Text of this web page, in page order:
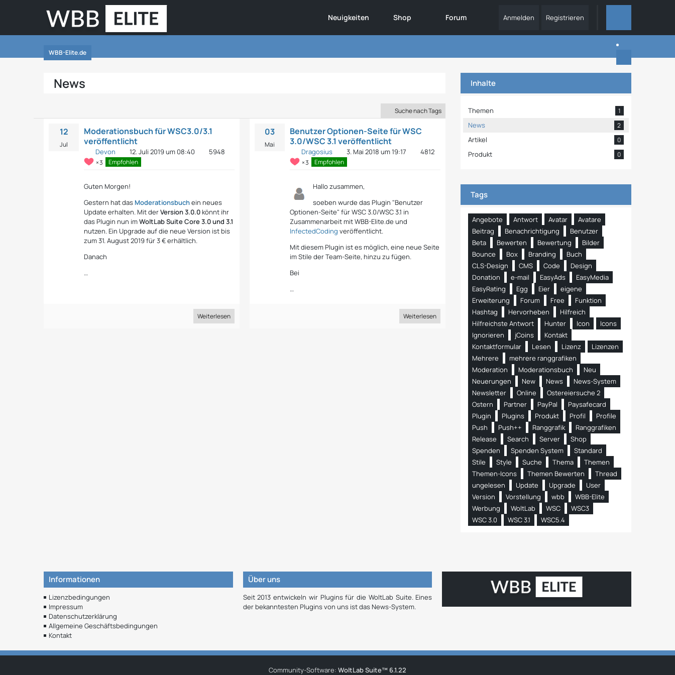
Neuigkeiten Shop Forum Anmelden Registrieren
WBB-Elite.de
News
Suche nach Tags
12
Jul
Moderationsbuch für WSC3.0/3.1
veröffentlicht
Devon 12. Juli 2019 um 08:40 5948
3 Empfohlen
Guten Morgen!
Gestern hat das Moderationsbuchein neues
Update erhalten. Mit derVersion 3.0.0 könnt ihr
das Plugin nun imWoltLab Suite Core 3.0 und 3.1
nutzen. Ein Upgrade auf die neue Version ist bis
zum 31. August 2019 für 3 € erhältlich.
Danach
…
Weiterlesen
03
Mai
Benutzer Optionen-Seite für WSC
3.0/WSC 3.1 veröffentlicht
Dragosius 3. Mai 2018 um 19:17 4812
3 Empfohlen
Hallo zusammen,
soeben wurde das Plugin "Benutzer
Optionen-Seite" für WSC 3.0/WSC 3.1 in
Zusammenarbeit mit WBB-Elite.de und
InfectedCoding veröffentlicht.
Mit diesem Plugin ist es möglich, eine neue Seite
im Stile der Team-Seite, hinzu zu fügen.
Bei
…
Weiterlesen
Inhalte
Themen 1
News 2
Artikel 0
Produkt 0
Tags
Angebote Antwort Avatar
Avatare
Beitrag
Benachrichtigung
Benutzer
Beta
Bewerten Bewertung
Bilder
Bounce
Box Branding
Buch
CLS-Design
CMS Code
Design
Donation
e-mail EasyAds
EasyMedia
EasyRating
Egg Eier
eigene
Erweiterung
Forum Free
Funktion
Hashtag
Hervorheben
Hilfreich
Hilfreichste Antwort
Hunter Icon
Icons
Ignorieren
jCoins
Kontakt
Kontaktformular
Lesen Lizenz
Lizenzen
Mehrere
mehrere ranggrafiken
Moderation
Moderationsbuch
Neu
Neuerungen
New News
News-System
Newsletter
Online
Ostereiersuche 2
Ostern
Partner PayPal
Paysafecard
Plugin
Plugins Produkt Profil
Profile
Push
Push++ Ranggrafik
Ranggrafiken
Release
Search Server
Shop
Spenden
Spenden System
Standard
Stile
Style Suche Thema
Themen
Themen-Icons
Themen Bewerten
Thread
ungelesen
Update Upgrade
User
Version
Vorstellung wbb
WBB-Elite
Werbung
WoltLab WSC
WSC3
WSC 3.0
WSC 3.1 WSC5.4
Informationen
Lizenzbedingungen
Impressum
Datenschutzerklärung
Allgemeine Geschäftsbedingungen
Kontakt
Über uns
Seit 2013 entwickeln wir Plugins für die WoltLab Suite. Eines
der bekanntesten Plugins von uns ist das News-System.
Community-Software: WoltLab Suite™ 6.1.22